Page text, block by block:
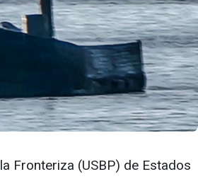
Fronteriza (USBP) de Estados